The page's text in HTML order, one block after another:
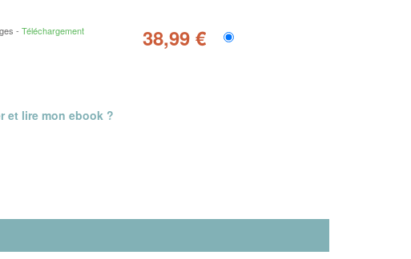
Téléchargement
38,99 €
et lire mon ebook ?